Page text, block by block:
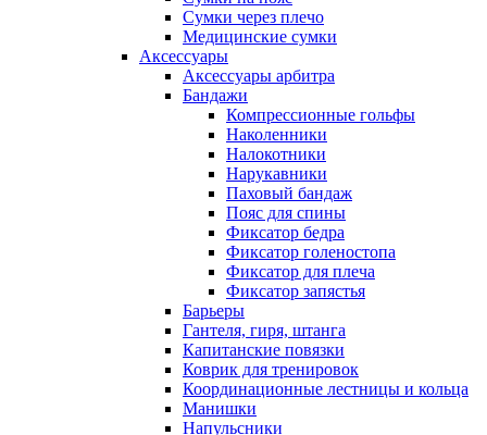
Сумки через плечо
Медицинские сумки
Аксессуары
Аксессуары арбитра
Бандажи
Компрессионные гольфы
Наколенники
Налокотники
Нарукавники
Паховый бандаж
Пояс для спины
Фиксатор бедра
Фиксатор голеностопа
Фиксатор для плеча
Фиксатор запястья
Барьеры
Гантеля, гиря, штанга
Капитанские повязки
Коврик для тренировок
Координационные лестницы и кольца
Манишки
Напульсники